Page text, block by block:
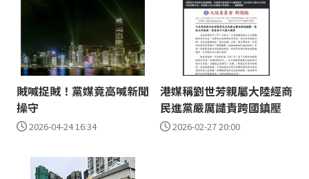
賊喊捉賊！黨媒竟高喊新聞
操守
2026-04-24 16:34
港媒稱劉世芳親屬大陸經商
民進黨嚴厲譴責跨國鎮壓
2026-02-27 20:00